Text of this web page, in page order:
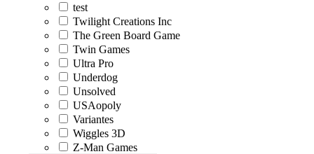
test
Twilight Creations Inc
The Green Board Game
Twin Games
Ultra Pro
Underdog
Unsolved
USAopoly
Variantes
Wiggles 3D
Z-Man Games